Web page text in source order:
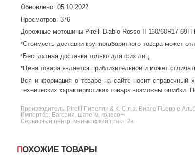
Обновлено: 05.10.2022
Просмотров: 376
Дорожные мотошины Pirelli Diablo Rosso II 160/60R17 69H
*Стоимость доставки крупногабаритного товара может
*Бесплатная доставка только для физ лиц.
*Цена товара является приблизительной и может
Вся информация о товаре на сайте носит справочный
технических характеристиках товара возможны ошибки.
Производитель: Pirelli Пирелли & К. С.п.а. Виале Пьеро е
Импортёр: Багория, шате-м, колесо+
Сервисный центр: меньковский тракт, 2а
ПОХОЖИЕ ТОВАРЫ